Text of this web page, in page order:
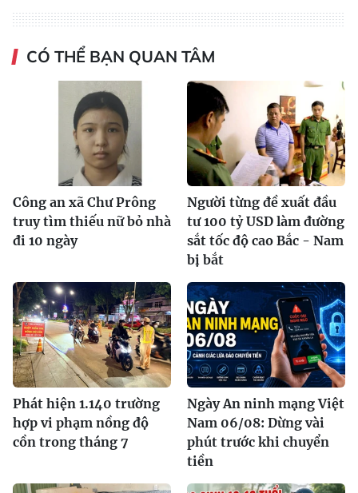
CÓ THỂ BẠN QUAN TÂM
Công an xã Chư Prông
truy tìm thiếu nữ bỏ nhà
đi 10 ngày
Người từng đề xuất đầu
tư 100 tỷ USD làm đường
sắt tốc độ cao Bắc - Nam
bị bắt
Phát hiện 1.140 trường
hợp vi phạm nồng độ
cồn trong tháng 7
Ngày An ninh mạng Việt
Nam 06/08: Dừng vài
phút trước khi chuyển
tiền